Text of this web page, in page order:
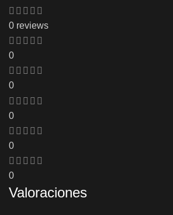
0 reviews
0
0
0
0
0
Valoraciones